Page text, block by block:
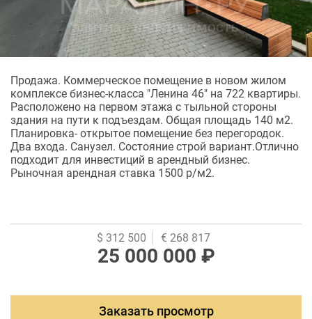
Продажа. Коммерческое помещение в новом жилом
комплексе бизнес-класса "Ленина 46" на 722 квартиры.
Расположено на первом этажа с тыльной стороны
здания на пути к подъездам. Общая площадь 140 м2.
Планировка- открытое помещение без перегородок.
Два входа. Санузел. Состояние строй вариант.Отлично
подходит для инвестиций в арендный бизнес.
Рыночная арендная ставка 1500 р/м2.
$ 312 500 € 268 817
25 000 000 ₽
Заказать просмотр